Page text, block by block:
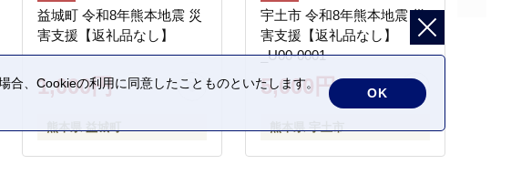
益城町 令和8年熊本地震 災
害支援【返礼品なし】
1,000円
熊本県 益城町
宇土市 令和8年熊本地震 災
害支援【返礼品なし】
_U00-0001
5,000円
熊本県 宇土市
、Cookieの利用に同意したことものといたします。
OK